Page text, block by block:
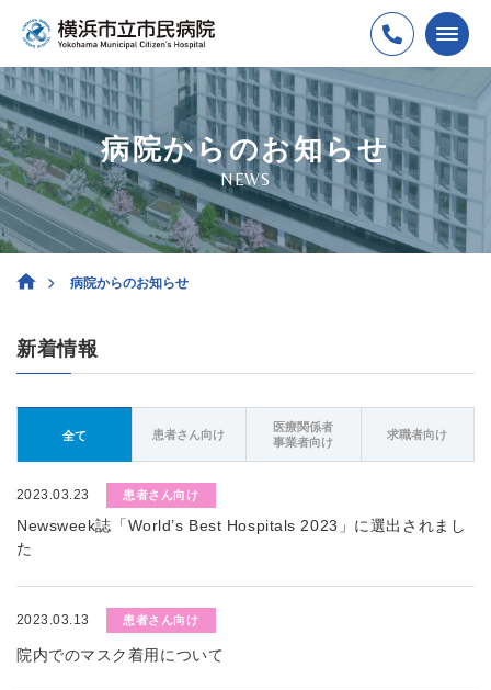
病院からのお知らせ
NEWS
病院からのお知らせ
新着情報
全て 患者さん向け
医療関係者
事業者向け
求職者向け
2023.03.23 患者さん向け
Newsweek誌「World’s Best Hospitals 2023」に選出されまし
た
2023.03.13 患者さん向け
院内でのマスク着用について